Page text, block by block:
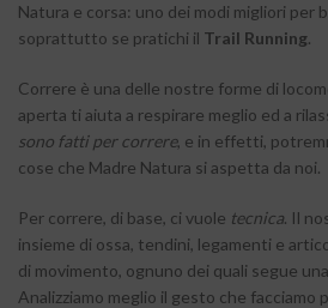
Natura e corsa: uno dei modi migliori per
soprattutto se pratichi il Trail Running.
Correre è una delle nostre forme di
aperta ti aiuta a respirare meglio ed a
sono fatti per correre, e in effetti,
cose che Madre Natura si aspetta da noi.
Per correre, di base, ci vuole tecnica. Il
insieme di ossa, tendini, legamenti e
di movimento, ognuno dei quali segue
Analizziamo meglio il gesto che facciamo